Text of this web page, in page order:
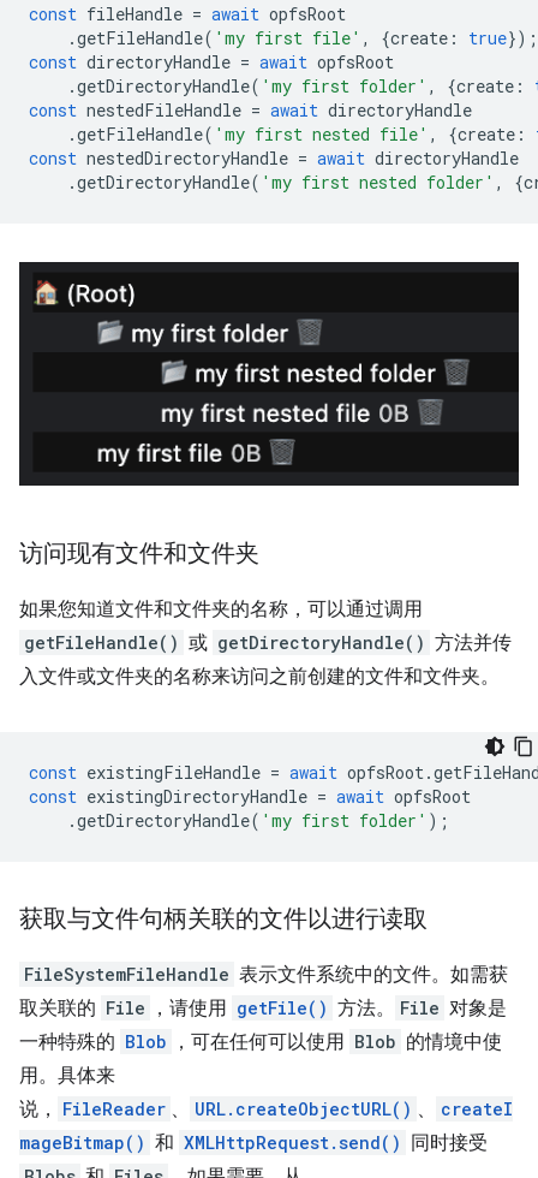
const fileHandle = await opfsRoot
.getFileHandle( 'my first file' , {create : true});
const directoryHandle = await opfsRoot
.getDirectoryHandle( 'my first folder' , {create :
const nestedFileHandle = await directoryHandle
.getFileHandle( 'my first nested file' , {create :
const nestedDirectoryHandle = await directoryHandle
.getDirectoryHandle( 'my first nested folder' , {
访问现有文件和文件夹
如果您知道文件和文件夹的名称，可以通过调用
getFileHandle() 或 getDirectoryHandle() 方法并传
入文件或文件夹的名称来访问之前创建的文件和文件夹。
const existingFileHandle = await opfsRoot .
const existingDirectoryHandle = await opfsRoot
.getDirectoryHandle( 'my first folder' );
获取与文件句柄关联的文件以进行读取
FileSystemFileHandle 表示文件系统中的文件。如需获
取关联的 File ，请使用 getFile() 方法。 File 对象是
一种特殊的 Blob ，可在任何可以使用 Blob 的情境中使
用。具体来
说，
FileReader 、 URL.createObjectURL() 、
createI
mageBitmap() 和 XMLHttpRequest.send() 同时接受